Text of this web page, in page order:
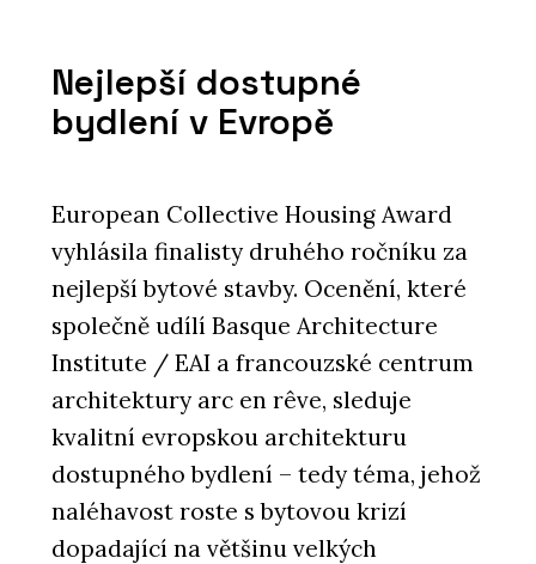
Nejlepší dostupné
bydlení v Evropě
European Collective Housing Award
vyhlásila finalisty druhého ročníku za
nejlepší bytové stavby. Ocenění, které
společně udílí Basque Architecture
Institute / EAI a francouzské centrum
architektury arc en rêve, sleduje
kvalitní evropskou architekturu
dostupného bydlení – tedy téma, jehož
naléhavost roste s bytovou krizí
dopadající na většinu velkých